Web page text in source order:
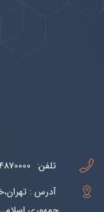
تلفن:
آدرس :